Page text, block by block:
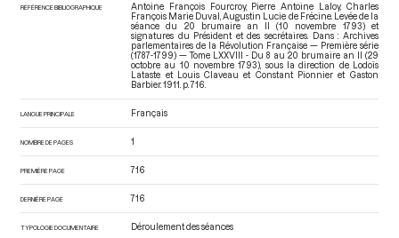
RÉFÉRENCE BIBLIOGRAPHIQUE
Antoine François Fourcroy, Pierre Antoine Laloy, Charles
François Marie Duval, Augustin Lucie de Frécine. Levée de la
séance du 20 brumaire an II (10 novembre 1793) et
signatures du Président et des secrétaires. Dans : Archives
parlementaires de la Révolution Française — Première série
(1787-1799) — Tome LXXVIII - Du 8 au 20 brumaire an II (29
octobre au 10 novembre 1793) , sous la direction de Lodoïs
Lataste et Louis Claveau et Constant Pionnier et Gaston
Barbier. 1911. p. 716.
LANGUE PRINCIPALE Français
NOMBRE DE PAGES 1
PREMIÈRE PAGE 716
DERNIÈRE PAGE 716
TYPOLOGIE DOCUMENTAIRE Déroulement des séances